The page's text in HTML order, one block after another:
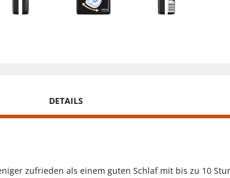
DETAILS
zufrieden als einem guten Schlaf mit bis zu 10